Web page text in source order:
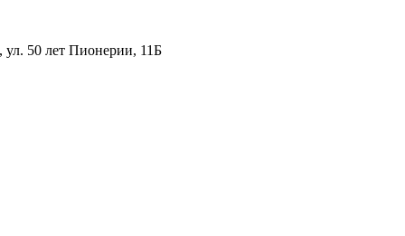
50 лет Пионерии, 11Б